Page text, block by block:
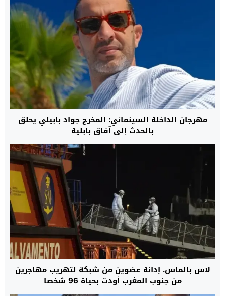
مهرجان الداخلة السينمائي: المخرج جواد بابيلي يحلق
بالحدث إلى آفاق بابلية
لاس بالماس. إدانة عضوين من شبكة لتهريب مهاجرين
من جنوب المغرب أودت بحياة 96 شخصا